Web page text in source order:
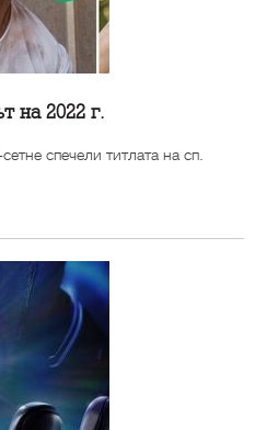
на 2022 г.
спечели титлата на сп.